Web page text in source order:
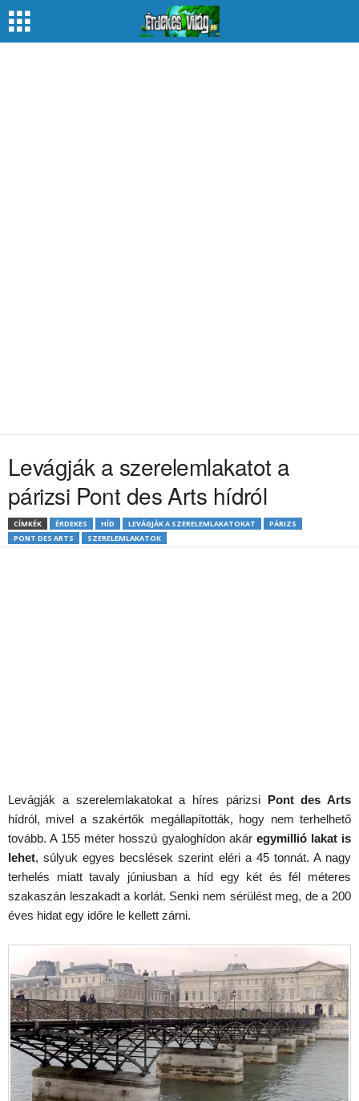
Levágják a szerelemlakatot a
párizsi Pont des Arts hídról
CÍMKÉK ÉRDEKES HÍD LEVÁGJÁK A SZERELEMLAKATOKAT
PÁRIZS
PONT DES ARTS
SZERELEMLAKATOK
Levágják a szerelemlakatokat a híres párizsi Pont des Arts
hídról, mivel a szakértők megállapították, hogy nem terhelhető
tovább. A 155 méter hosszú gyaloghídon akár egymillió lakat is
lehet, súlyuk egyes becslések szerint eléri a 45 tonnát. A nagy
terhelés miatt tavaly júniusban a híd egy két és fél méteres
szakaszán leszakadt a korlát. Senki nem sérülést meg, de a 200
éves hidat egy időre le kellett zárni.